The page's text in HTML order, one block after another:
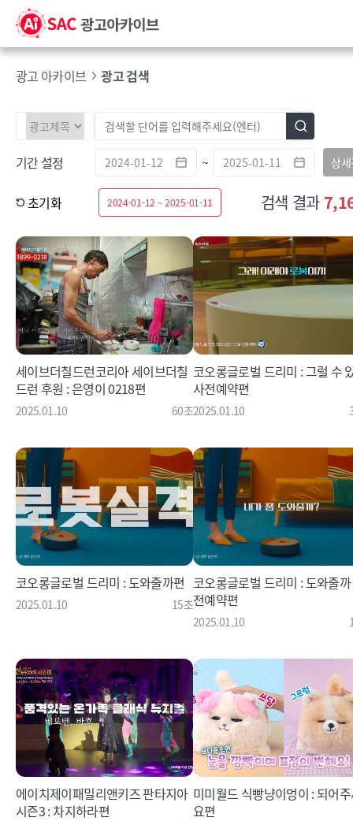
광고 아카이브 광고 검색
기간 설정 ~ 상
초기화 2024-01-12 ~ 2025-01-11 검색 결과
세이브더칠드런코리아 세이브더칠
드런 후원 : 은영이 0218편
2025.01.10 60초
코오롱글로벌 드리미 : 그럴 수
사전예약편
2025.01.10
코오롱글로벌 드리미 : 도와줄까편
2025.01.10 15초
코오롱글로벌 드리미 : 도와줄
전예약편
2025.01.10
에이치제이패밀리앤키즈 판타지아
시즌3 : 차지하라편
미미월드 식빵냥이멍이 : 되어
요편